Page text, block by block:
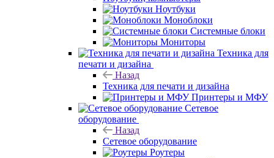
Ноутбуки
Моноблоки
Системные блоки
Мониторы
Техника для
печати и дизайна
Назад
Техника для печати и дизайна
Принтеры и МФУ
Сетевое
оборудование
Назад
Сетевое оборудование
Роутеры